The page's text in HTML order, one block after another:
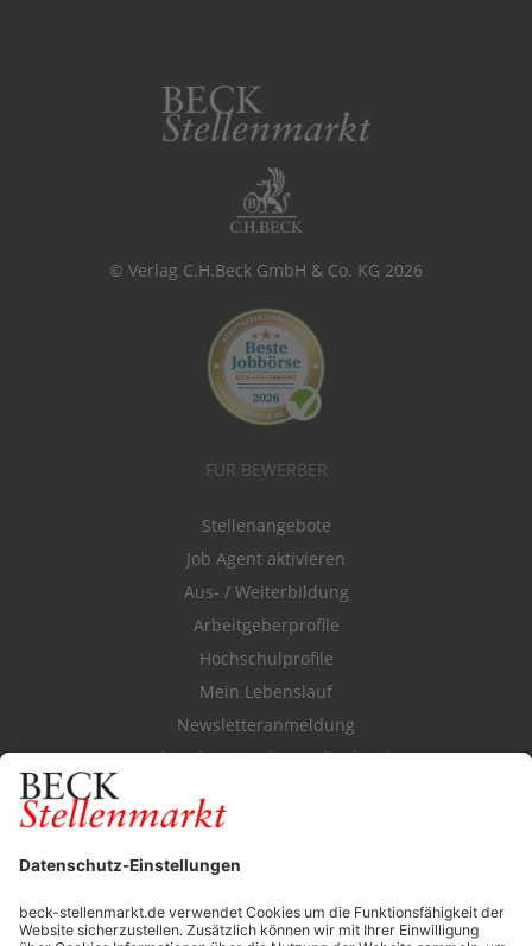
© Verlag C.H.Beck GmbH & Co. KG 2026
FÜR BEWERBER
Stellenangebote
Job Agent aktivieren
Aus- / Weiterbildung
Arbeitgeberprofile
Hochschulprofile
Mein Lebenslauf
Newsletteranmeldung
Durchsuchen Sie den Stellenkatalog
FÜR ARBEITGEBER
Stellenmarktpreise
Anzeigen-AGB
Media-Daten